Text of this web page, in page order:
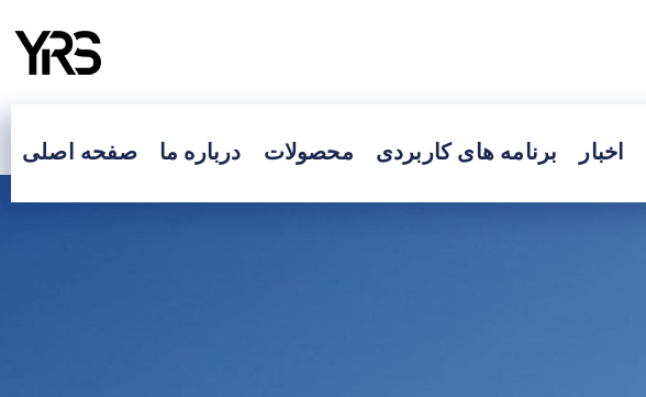
صفحه اصلی درباره ما محصولات برنامه های کاربردی اخبار